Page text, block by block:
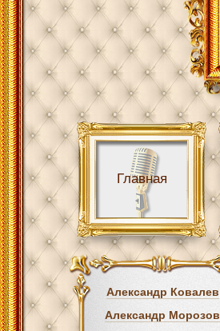
Главная
Александр Ковалев
Александр Морозов